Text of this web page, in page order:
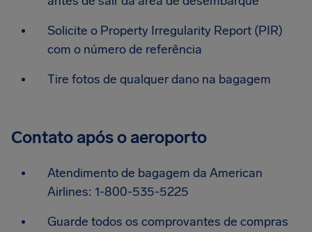
Solicite o Property Irregularity Report (PIR)
com o número de referência
Tire fotos de qualquer dano na bagagem
Contato após o aeroporto
Atendimento de bagagem da American
Airlines: 1-800-535-5225
Guarde todos os comprovantes de compras